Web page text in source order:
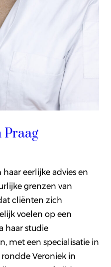
Praag
eerlijke advies en
grenzen van
cliënten zich
voelen op een
haar studie
met een specialisatie in
Veroniek in